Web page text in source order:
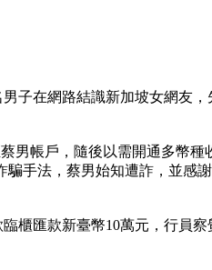
子在網路結識新加坡女網友，
男帳戶，隨後以需開通多幣種
手法，蔡男始知遭詐，並感
櫃匯款新臺幣10萬元，行員察